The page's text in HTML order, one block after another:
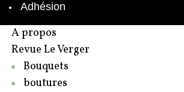
Adhésion
A propos
Revue Le Verger
Bouquets
boutures